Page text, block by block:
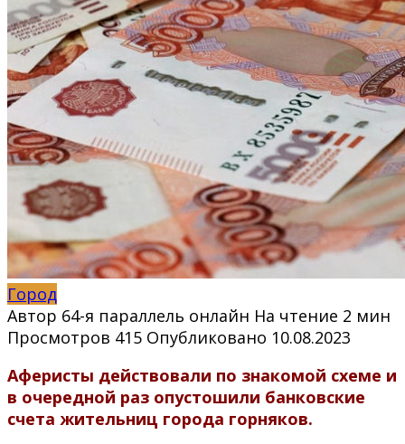
Город
Автор 64-я параллель онлайн На чтение 2 мин
Просмотров 415 Опубликовано 10.08.2023
Аферисты действовали по знакомой схеме и
в очередной раз опустошили банковские
счета жительниц города горняков.